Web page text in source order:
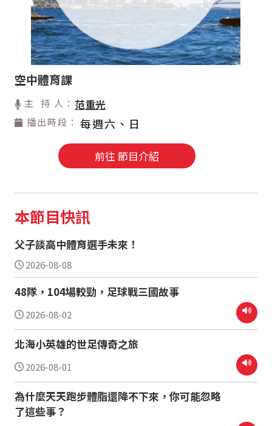
空中體育課
主 持 人： 范重光
播出時段： 每週六、日
前往 節目介紹
本節目快訊
父子談高中體育選手未來！
2026-08-08
48隊，104場較勁，足球戰三國故事
2026-08-02
北海小英雄的世足傳奇之旅
2026-08-01
為什麼天天跑步體脂還降不下來，你可能忽略
了這些事？